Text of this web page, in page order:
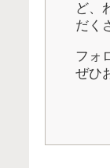
ど、
だく
フォ
ぜひ